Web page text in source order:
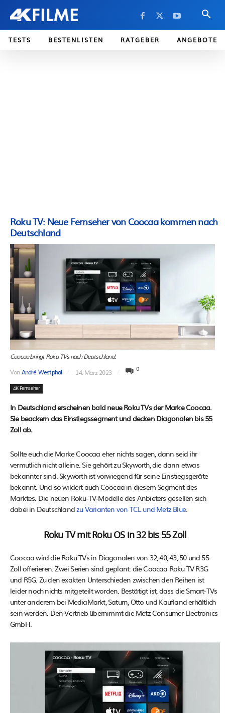
TESTS BESTENLISTEN RATGEBER ANGEBOTE
Roku TV: Neue Fernseher von Coocaa kommen nach
Deutschland
Coocaa bringt Roku TVs nach Deutschland.
VonAndré Westphal 14. März 2023 0
4K Fernseher
In Deutschland erscheinen bald neue Roku TVs der Marke Coocaa.
Sie beackern das Einstiegssegment und decken Diagonalen bis 55
Zoll ab.
Sollte euch die Marke Coocaa eher nichts sagen, dann seid ihr
vermutlich nicht alleine. Sie gehört zu Skyworth, die dann etwas
bekannter sind. Skyworth ist vorwiegend für seine Einstiegsgeräte
bekannt. Und so wildert auch Coocaa in diesem Segment des
Marktes. Die neuen Roku-TV-Modelle des Anbieters gesellen sich
dabei in Deutschlandzu Varianten von TCL und Metz Blue.
Roku TV mit Roku OS in 32 bis 55 Zoll
Coocaa wird die Roku TVs in Diagonalen von 32, 40, 43, 50 und 55
Zoll offerieren. Zwei Serien sind geplant: die Coocaa Roku TV R3G
und R5G. Zu den exakten Unterschieden zwischen den Reihen ist
leider noch nichts mitgeteilt worden. Bestätigt ist, dass die Smart-TVs
unter anderem bei MediaMarkt, Saturn, Otto und Kaufland erhältlich
sein werden. Den Vertrieb übernimmt die Metz Consumer Electronics
GmbH.